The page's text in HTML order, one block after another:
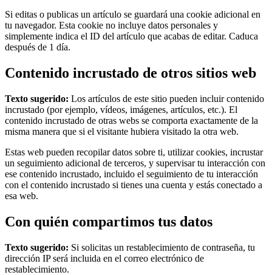
Si editas o publicas un artículo se guardará una cookie adicional en
tu navegador. Esta cookie no incluye datos personales y
simplemente indica el ID del artículo que acabas de editar. Caduca
después de 1 día.
Contenido incrustado de otros sitios web
Texto sugerido: Los artículos de este sitio pueden incluir contenido
incrustado (por ejemplo, vídeos, imágenes, artículos, etc.). El
contenido incrustado de otras webs se comporta exactamente de la
misma manera que si el visitante hubiera visitado la otra web.
Estas web pueden recopilar datos sobre ti, utilizar cookies, incrustar
un seguimiento adicional de terceros, y supervisar tu interacción con
ese contenido incrustado, incluido el seguimiento de tu interacción
con el contenido incrustado si tienes una cuenta y estás conectado a
esa web.
Con quién compartimos tus datos
Texto sugerido: Si solicitas un restablecimiento de contraseña, tu
dirección IP será incluida en el correo electrónico de
restablecimiento.